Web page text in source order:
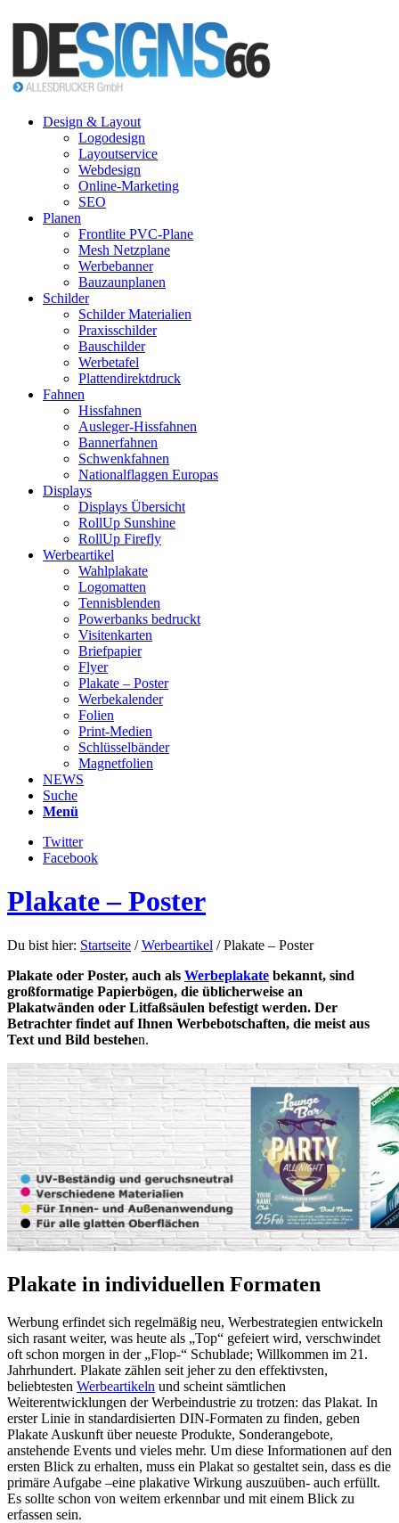
Design & Layout
Logodesign
Layoutservice
Webdesign
Online-Marketing
SEO
Planen
Frontlite PVC-Plane
Mesh Netzplane
Werbebanner
Bauzaunplanen
Schilder
Schilder Materialien
Praxisschilder
Bauschilder
Werbetafel
Plattendirektdruck
Fahnen
Hissfahnen
Ausleger-Hissfahnen
Bannerfahnen
Schwenkfahnen
Nationalflaggen Europas
Displays
Displays Übersicht
RollUp Sunshine
RollUp Firefly
Werbeartikel
Wahlplakate
Logomatten
Tennisblenden
Powerbanks bedruckt
Visitenkarten
Briefpapier
Flyer
Plakate – Poster
Werbekalender
Folien
Print-Medien
Schlüsselbänder
Magnetfolien
NEWS
Suche
Menü
Twitter
Facebook
Plakate – Poster
Du bist hier: Startseite / Werbeartikel / Plakate – Poster
Plakate oder Poster, auch als Werbeplakate bekannt, sind
großformatige Papierbögen, die üblicherweise an
Plakatwänden oder Litfaßsäulen befestigt werden. Der
Betrachter findet auf Ihnen Werbebotschaften, die meist aus
Text und Bild bestehen.
Plakate in individuellen Formaten
Werbung erfindet sich regelmäßig neu, Werbestrategien entwickeln
sich rasant weiter, was heute als „Top“ gefeiert wird, verschwindet
oft schon morgen in der „Flop-“ Schublade; Willkommen im 21.
Jahrhundert. Plakate zählen seit jeher zu den effektivsten,
beliebtesten Werbeartikeln und scheint sämtlichen
Weiterentwicklungen der Werbeindustrie zu trotzen: das Plakat. In
erster Linie in standardisierten DIN-Formaten zu finden, geben
Plakate Auskunft über neueste Produkte, Sonderangebote,
anstehende Events und vieles mehr. Um diese Informationen auf den
ersten Blick zu erhalten, muss ein Plakat so gestaltet sein, dass es die
primäre Aufgabe –eine plakative Wirkung auszuüben- auch erfüllt.
Es sollte schon von weitem erkennbar und mit einem Blick zu
erfassen sein.